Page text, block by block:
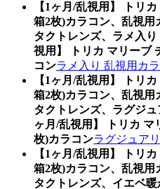
【1ヶ月/乱視用】 トリ
箱2枚)カラコン、乱視
タクトレンズ、ラメ入
視用】 トリカ マリーブ
コンラメ入り 乱視用カ
【1ヶ月/乱視用】 トリ
箱2枚)カラコン、乱視
タクトレンズ、ラグジ
ヶ月/乱視用】 トリカ マ
枚)カラコンラグジュア
【1ヶ月/乱視用】 トリ
箱2枚)カラコン、乱視
タクトレンズ、イエベ